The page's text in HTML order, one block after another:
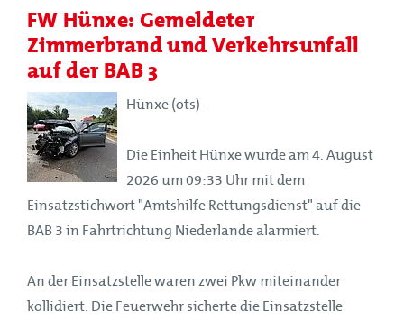
FW Hünxe: Gemeldeter
Zimmerbrand und Verkehrsunfall
auf der BAB 3
Hünxe (ots) -
Die Einheit Hünxe wurde am 4. August
2026 um 09:33 Uhr mit dem
Einsatzstichwort "Amtshilfe Rettungsdienst" auf die
BAB 3 in Fahrtrichtung Niederlande alarmiert.
An der Einsatzstelle waren zwei Pkw miteinander
kollidiert. Die Feuerwehr sicherte die Einsatzstelle